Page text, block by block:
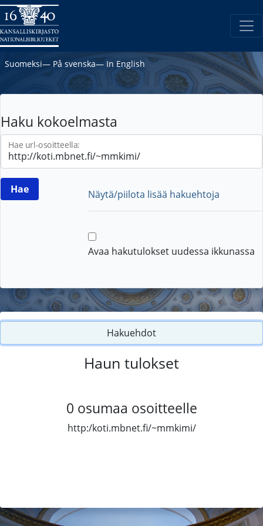
Suomeksi― På svenska― In English
Haku kokoelmasta
Hae url-osoitteella:
Näytä/piilota lisää hakuehtoja
Avaa hakutulokset uudessa ikkunassa
Hakuehdot
Haun tulokset
0 osumaa osoitteelle
http:/koti.mbnet.fi/~mmkimi/